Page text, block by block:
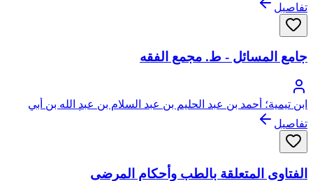
تفاصيل
جامع المسائل - ط. مجمع الفقه
ابن تيمية؛ أحمد بن عبد الحليم بن عبد السلام بن عبد الله بن أبي
القاسم الخضر النميري الحراني الدمشقي الحنبلي، أبو العباس، تقي
الدين ابن تيمية
تفاصيل
الفتاوى المتعلقة بالطب وأحكام المرضى